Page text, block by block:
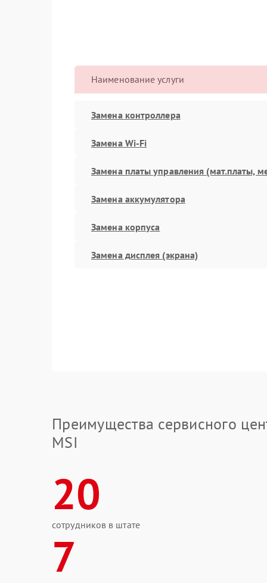
Наименование услуги
Замена контроллера
Замена Wi-Fi
Замена платы управления (мат.платы,
Замена аккумулятора
Замена корпуса
Замена дисплея (экрана)
Преимущества сервисного
MSI
20
сотрудников в штате
7